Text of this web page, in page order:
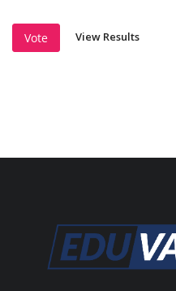
Vote View Results